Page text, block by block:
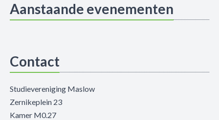
Aanstaande evenementen
Contact
Studievereniging Maslow
Zernikeplein 23
Kamer M0.27